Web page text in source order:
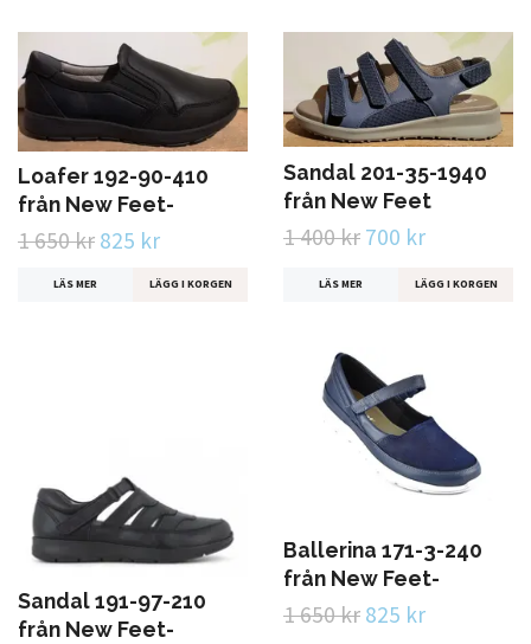
Loafer 192-90-410
från New Feet-
1 650 kr 825 kr
LÄS MER LÄGG I KORGEN
Sandal 201-35-1940
från New Feet
1 400 kr 700 kr
LÄS MER LÄGG I KORGEN
Sandal 191-97-210
från New Feet-
Ballerina 171-3-240
från New Feet-
1 650 kr 825 kr